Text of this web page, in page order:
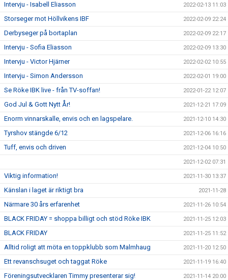
Intervju - Isabell Eliasson 2022-02-13 11:03
Storseger mot Höllvikens IBF 2022-02-09 22:24
Derbyseger på bortaplan 2022-02-09 22:17
Intervju - Sofia Eliasson 2022-02-09 13:30
Intervju - Victor Hjärner 2022-02-02 10:55
Intervju - Simon Andersson 2022-02-01 19:00
Se Röke IBK live - från TV-soffan! 2022-01-22 12:07
God Jul & Gott Nytt År! 2021-12-21 17:09
Enorm vinnarskalle, envis och en lagspelare. 2021-12-10 14:30
Tyrshov stängde 6/12 2021-12-06 16:16
Tuff, envis och driven 2021-12-04 10:50
2021-12-02 07:31
Viktig information! 2021-11-30 13:37
Känslan i laget är riktigt bra 2021-11-28
Närmare 30 års erfarenhet 2021-11-26 10:54
BLACK FRIDAY = shoppa billigt och stöd Röke IBK 2021-11-25 12:03
BLACK FRIDAY 2021-11-25 11:52
Alltid roligt att möta en toppklubb som Malmhaug 2021-11-20 12:50
Ett revanschsuget och taggat Röke 2021-11-19 16:40
Föreningsutvecklaren Timmy presenterar sig! 2021-11-14 20:00